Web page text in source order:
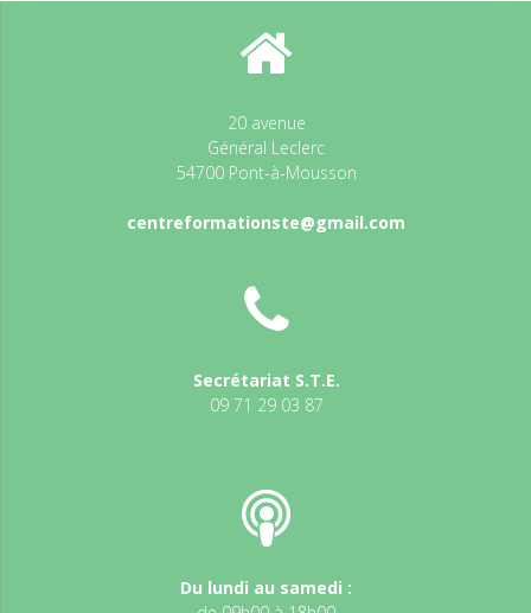
20 avenue
Général Leclerc
54700 Pont-à-Mousson
centreformationste@gmail.com
Secrétariat S.T.E.
09 71 29 03 87
Du lundi au samedi :